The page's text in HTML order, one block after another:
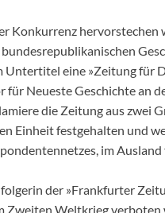
Konkurrenz hervorstechen
eine »Zeitung für
für Neueste Geschichte an
die Zeitung aus zwei
Einheit festgehalten und
im Ausland
der »Frankfurter
Zweiten Weltkrieg verboten